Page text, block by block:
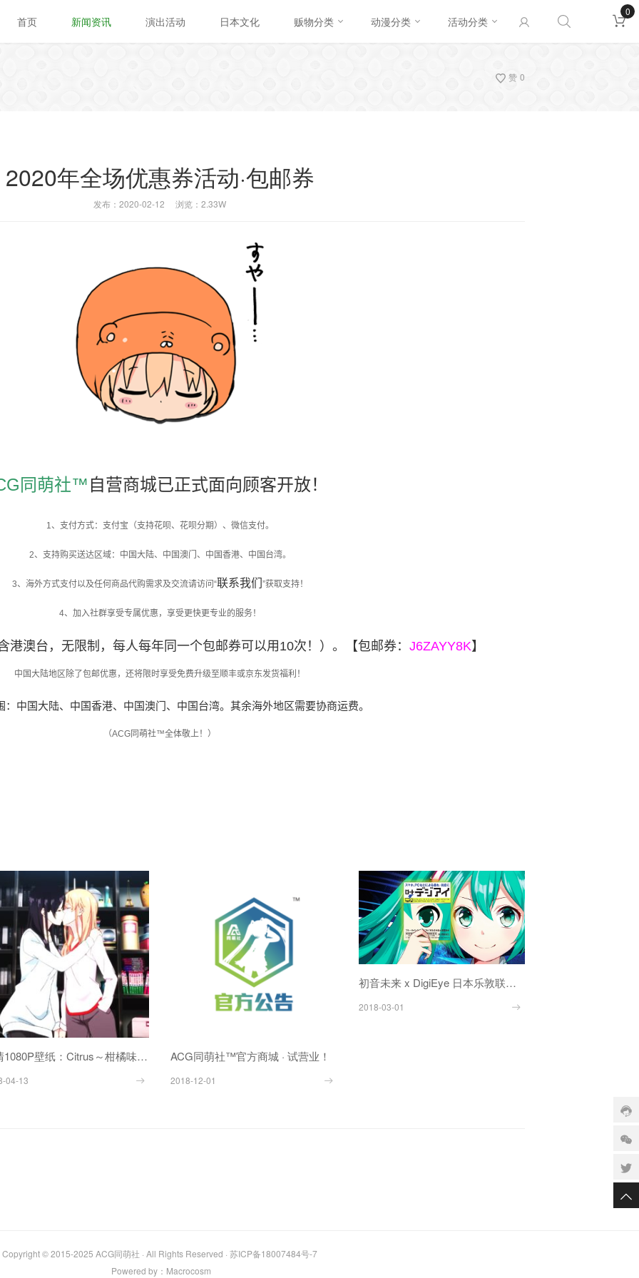
首页 新闻资讯 演出活动 日本文化 贩物分类 动漫分类 活动分类
赞 0
2020年全场优惠券活动·包邮券
发布：2020-02-12 浏览：2.33W
同萌社™ 自营商城已正式面向顾客开放！
1、支付方式：支付宝（支持花呗、花呗分期）、微信支付。
2、支持购买送达区域：中国大陆、中国澳门、中国香港、中国台湾。
3、海外方式支付以及任何商品代购需求及交流请访问“联系我们 ”获取支持！
4、加入社群享受专属优惠，享受更快更专业的服务！
港澳台，无限制，每人每年同一个包邮券可以用10次！）。【包邮券： J6ZAYY8K】
中国大陆地区除了包邮优惠，还将限时享受免费升级至顺丰或京东发货福利！
：中国大陆、中国香港、中国澳门、中国台湾。其余海外地区需要协商运费。
（ACG同萌社™全体敬上！）
超清1080P壁纸：Citrus～柑橘味香气～ 第一季（共82P）
04-13
ACG同萌社™官方商城 · 试营业！
2018-12-01
初音未来 x DigiEye 日本乐敦联名限定眼药水：缓解蓝光滴眼液
2018-03-01
Copyright © 2015-2025 ACG同萌社 · All Rights Reserved · 苏ICP备18007484号-7
Powered by： Macrocosm️
0